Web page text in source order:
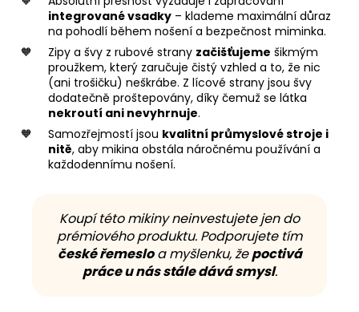
integrované vsadky – klademe maximální důraz
na pohodlí během nošení a bezpečnost miminka.
Zipy a švy z rubové strany začišťujeme šikmým
proužkem, který zaručuje čistý vzhled a to, že nic
(ani trošičku) neškrábe. Z lícové strany jsou švy
dodatečně proštepovány, díky čemuž se látka
nekroutí ani nevyhrnuje.
Samozřejmostí jsou kvalitní průmyslové stroje i
nitě, aby mikina obstála náročnému používání a
každodennímu nošení.
Koupí této mikiny neinvestujete jen do
prémiového produktu. Podporujete tím
české řemesloa myšlenku, žepoctivá
práce u nás stále dává smysl.